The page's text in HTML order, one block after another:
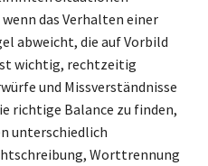
das Verhalten einer
abweicht, die auf Vorbild
wichtig, rechtzeitig
und Missverständnisse
richtige Balance zu finden,
unterschiedlich
Worttrennung